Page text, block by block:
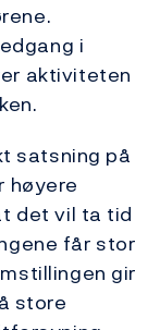
i
aktiviteten
satsning på
høyere
det vil ta tid
får stor
gir
store